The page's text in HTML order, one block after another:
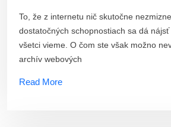
To, že z internetu nič skutočne
dostatočných schopnostiach sa dá
všetci vieme. O čom ste však možno
archív webových
Read More